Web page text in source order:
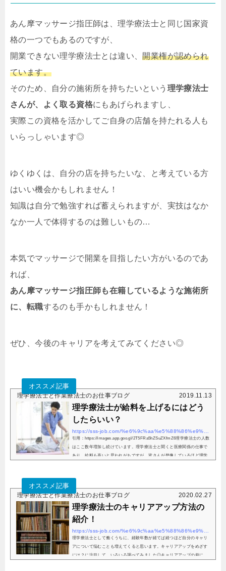
あん摩マッサージ指圧師は、理学療法士と同じ国家資
格の一つでもあるのですが、
開業できない理学療法士とは違い、開業権が認められ
ています。
そのため、自分の施術所を持ちたいという 理学療法士
さんが、よく取る資格にもあげられますし、
実際この資格を活かしてご自身の店舗を持たれる人も
いらっしゃいます◎
ゆくゆくは、自分の店を持ちたいな、と考えている方
はいい機会かもしれません！
知識は自分で勉強すれば蓄えられますが、実技はなか
なか一人で体得するのは難しいもの…
本気でマッサージで開業を目指したい方がいるのであ
れば、
あん摩マッサージ指圧師も在籍しているような施術所
に、転職するのも手かもしれません！
ぜひ、今後のキャリアを考えてみてください◎
理学療法士と作業療法士のお仕事ブログ 2019.11.13
理学療法士が給料を上げるにはどう
したらいい？
引用：https://images.app.goo.gl/2T5FRa5hZSuZXfmZ6理学療法士の人数
はここ数年増加し続けています。理学療法士と聞くと医療関係の仕事で
あり、給料も高いと思われがちですが、皆さんが想像しているほど理学
理学療法士と作業療法士のお仕事ブログ 2020.02.27
理学療法士のキャリアアップ方法の
紹介！
理学療法士として働くうちに、経験年数が経てば経つほど自分のキャリ
アについて悩むことも増えてくると思います。キャリアアップをめざす
には？に注目して、いろいろ調べてみました◎キャリアアップの前に、